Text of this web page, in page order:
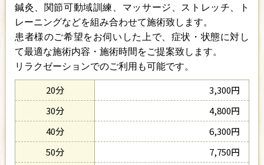
鍼灸、関節可動域訓練、マッサージ、ストレッチ、ト
レーニングなどを組み合わせて施術致します。
患者様のご希望をお伺いした上で、症状・状態に対し
て最適な施術内容・施術時間をご提案致します。
リラクゼーションでのご利用も可能です。
20分
3,300円
30分
4,800円
40分
6,300円
50分
7,750円